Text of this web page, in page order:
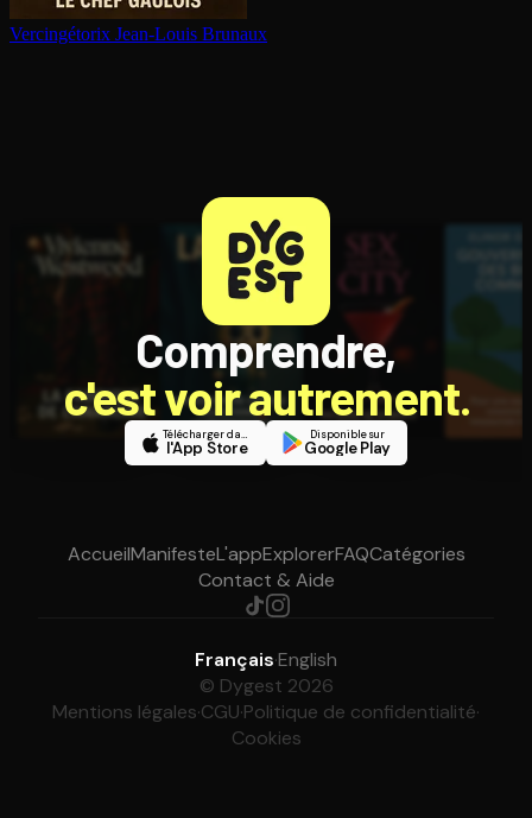
Ver­cin­gé­to­rix Jean-Louis Brunaux
Comprendre,
c'est voir autrement.
Télécharger dans
l'App Store
Disponible sur
Google Play
AccueilManifesteL'appExplorerFAQCatégories
Contact & Aide
Français·English
© Dygest 2026
Mentions légales·CGU·Politique de confidentialité·
Cookies